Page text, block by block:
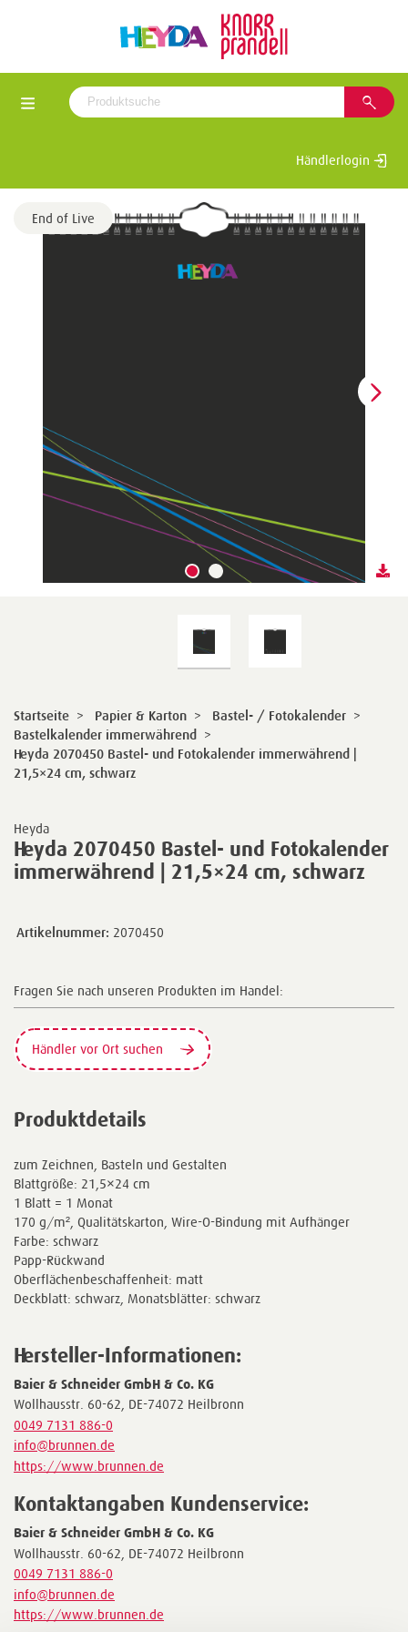
Händlerlogin
Heyda
Heyda 2070450 Bastel- und Fotokalender
immerwährend | 21,5×24 cm, schwarz
Startseite > Papier & Karton > Bastel- / Fotokalender >
Bastelkalender immerwährend
>
Heyda 2070450 Bastel- und Fotokalender immerwährend |
21,5×24 cm, schwarz
End of Live
Artikelnummer: 2070450
Fragen Sie nach unseren Produkten im Handel:
Händler vor Ort suchen
Produktdetails
zum Zeichnen, Basteln und Gestalten
Blattgröße: 21,5×24 cm
1 Blatt = 1 Monat
170 g/m², Qualitätskarton, Wire-O-Bindung mit Aufhänger
Farbe: schwarz
Papp-Rückwand
Oberflächenbeschaffenheit: matt
Deckblatt: schwarz, Monatsblätter: schwarz
Hersteller-Informationen:
Baier & Schneider GmbH & Co. KG
Wollhausstr. 60-62, DE-74072 Heilbronn
0049 7131 886-0
info@brunnen.de
https://www.brunnen.de
Kontaktangaben Kundenservice:
Baier & Schneider GmbH & Co. KG
Wollhausstr. 60-62, DE-74072 Heilbronn
0049 7131 886-0
info@brunnen.de
https://www.brunnen.de